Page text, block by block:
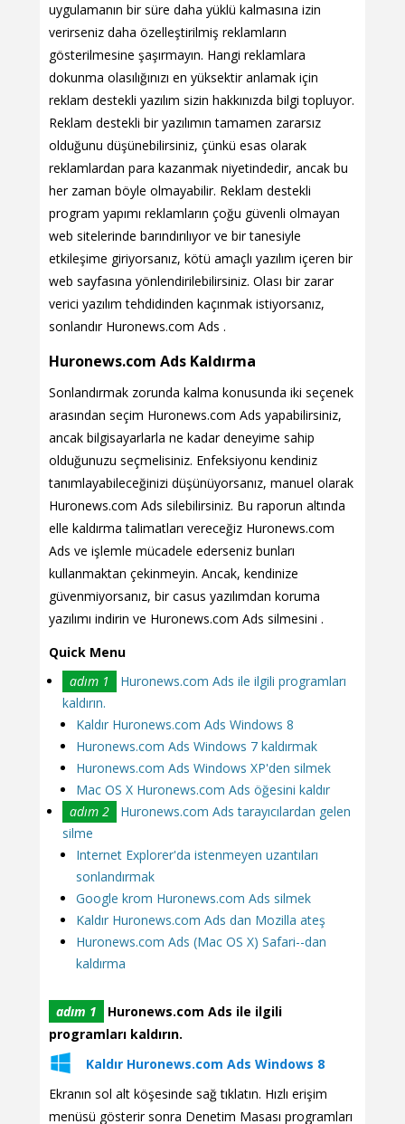
uygulamanın bir süre daha yüklü kalmasına izin
verirseniz daha özelleştirilmiş reklamların
gösterilmesine şaşırmayın. Hangi reklamlara
dokunma olasılığınızı en yüksektir anlamak için
reklam destekli yazılım sizin hakkınızda bilgi topluyor.
Reklam destekli bir yazılımın tamamen zararsız
olduğunu düşünebilirsiniz, çünkü esas olarak
reklamlardan para kazanmak niyetindedir, ancak bu
her zaman böyle olmayabilir. Reklam destekli
program yapımı reklamların çoğu güvenli olmayan
web sitelerinde barındırılıyor ve bir tanesiyle
etkileşime giriyorsanız, kötü amaçlı yazılım içeren bir
web sayfasına yönlendirilebilirsiniz. Olası bir zarar
verici yazılım tehdidinden kaçınmak istiyorsanız,
sonlandır Huronews.com Ads .
Huronews.com Ads Kaldırma
Sonlandırmak zorunda kalma konusunda iki seçenek
arasından seçim Huronews.com Ads yapabilirsiniz,
ancak bilgisayarlarla ne kadar deneyime sahip
olduğunuzu seçmelisiniz. Enfeksiyonu kendiniz
tanımlayabileceğinizi düşünüyorsanız, manuel olarak
Huronews.com Ads silebilirsiniz. Bu raporun altında
elle kaldırma talimatları vereceğiz Huronews.com
Ads ve işlemle mücadele ederseniz bunları
kullanmaktan çekinmeyin. Ancak, kendinize
güvenmiyorsanız, bir casus yazılımdan koruma
yazılımı indirin ve Huronews.com Ads silmesini .
Quick Menu
adım 1
Huronews.com Ads ile ilgili programları
kaldırın.
Kaldır Huronews.com Ads Windows 8
Huronews.com Ads Windows 7 kaldırmak
Huronews.com Ads Windows XP'den silmek
Mac OS X Huronews.com Ads öğesini kaldır
adım 2
Huronews.com Ads tarayıcılardan gelen
silme
Internet Explorer'da istenmeyen uzantıları
sonlandırmak
Google krom Huronews.com Ads silmek
Kaldır Huronews.com Ads dan Mozilla ateş
Huronews.com Ads (Mac OS X) Safari--dan
kaldırma
adım 1
Huronews.com Ads ile ilgili
programları kaldırın.
Kaldır Huronews.com Ads Windows 8
Ekranın sol alt köşesinde sağ tıklatın. Hızlı erişim
menüsü gösterir sonra Denetim Masası programları